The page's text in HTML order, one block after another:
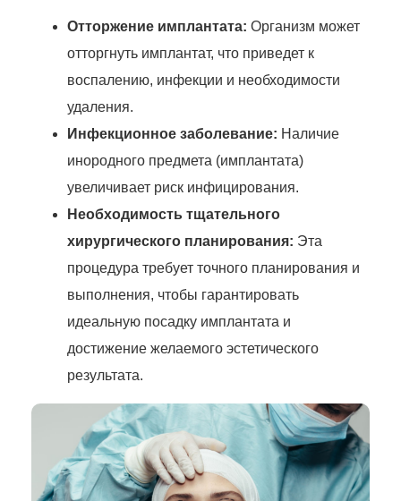
Отторжение имплантата: Организм может
отторгнуть имплантат, что приведет к
воспалению, инфекции и необходимости
удаления.
Инфекционное заболевание: Наличие
инородного предмета (имплантата)
увеличивает риск инфицирования.
Необходимость тщательного
хирургического планирования: Эта
процедура требует точного планирования и
выполнения, чтобы гарантировать
идеальную посадку имплантата и
достижение желаемого эстетического
результата.